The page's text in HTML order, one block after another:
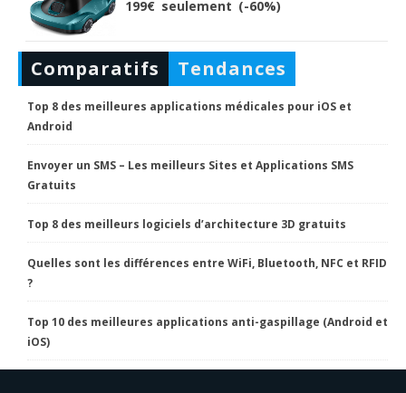
199€ seulement (-60%)
Comparatifs Tendances
Top 8 des meilleures applications médicales pour iOS et
Android
Envoyer un SMS – Les meilleurs Sites et Applications SMS
Gratuits
Top 8 des meilleurs logiciels d’architecture 3D gratuits
Quelles sont les différences entre WiFi, Bluetooth, NFC et RFID
?
Top 10 des meilleures applications anti-gaspillage (Android et
iOS)